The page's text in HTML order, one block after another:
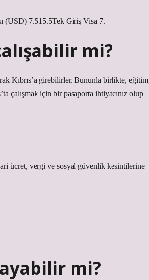
(USD) 7.515.5Tek Giriş Visa 7.
mi?
Kıbrıs’a girebilirler. Bununla birlikte,
çalışmak için bir pasaporta ihtiyacınız olup
ücret, vergi ve sosyal güvenlik kesintilerine
mi?